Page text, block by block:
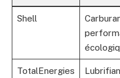
Shell
TotalEnergies